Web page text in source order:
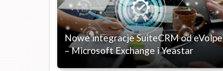
Nowe integracje SuiteCRM od eVolpe
– Microsoft Exchange i Yeastar